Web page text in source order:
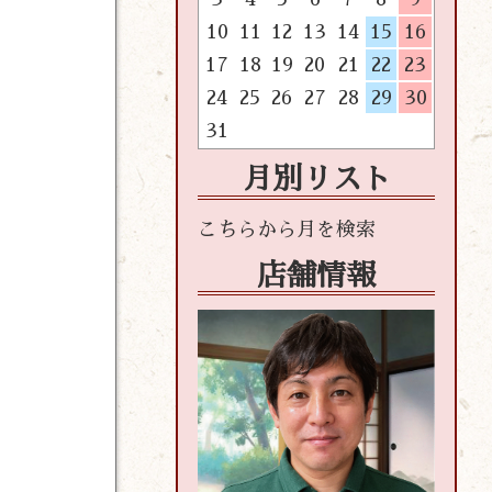
10
11 12 13 14 15
16
17
18 19 20 21 22
23
24
25 26 27 28 29
30
31
月別リスト
店舗情報